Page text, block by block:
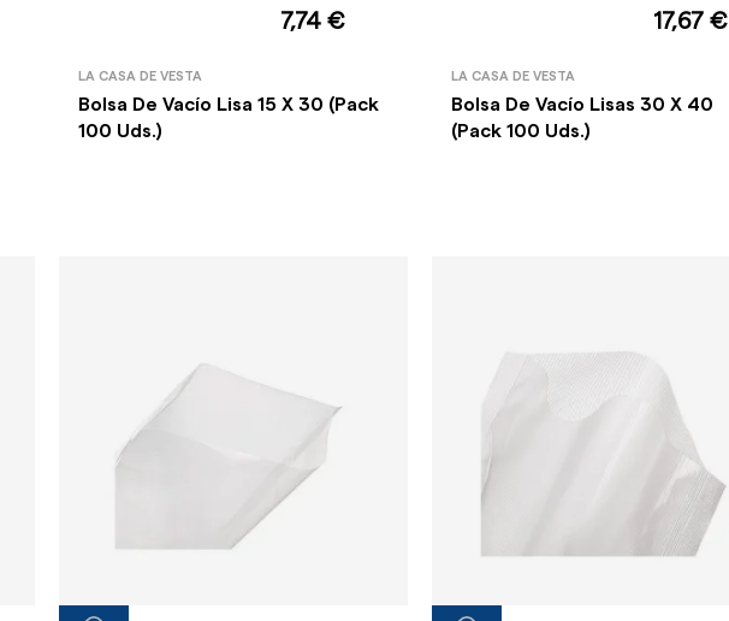
7,74 €
LA CASA DE VESTA
Bolsa De Vacío Lisa 15 X 30 (Pack
100 Uds.)
17,67 €
LA CASA DE VESTA
Bolsa De Vacío Lisas 30 X 40
(Pack 100 Uds.)